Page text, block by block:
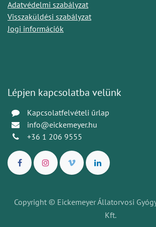
Adatvédelmi szabályzat
Visszaküldési szabályzat
Jogi információk
Lépjen kapcsolatba velünk
Kapcsolatfelvételi űrlap
info@eickemeyer.hu
+36 1 206 9555
Copyright © Eickemeyer Állatorvosi
Kft.